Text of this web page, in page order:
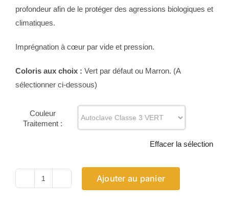
profondeur afin de le protéger des agressions biologiques et
climatiques.
Imprégnation à cœur par vide et pression.
Coloris aux choix : Vert par défaut ou Marron. (A
sélectionner ci-dessous)
Couleur
Traitement :
Effacer la sélection
Ajouter au panier